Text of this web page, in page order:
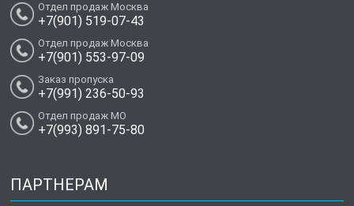
Отдел продаж Москва
+7(901) 519-07-43
Отдел продаж Москва
+7(901) 553-97-09
Заказ пропуска
+7(991) 236-50-93
Отдел продаж МО
+7(993) 891-75-80
ПАРТНЕРАМ